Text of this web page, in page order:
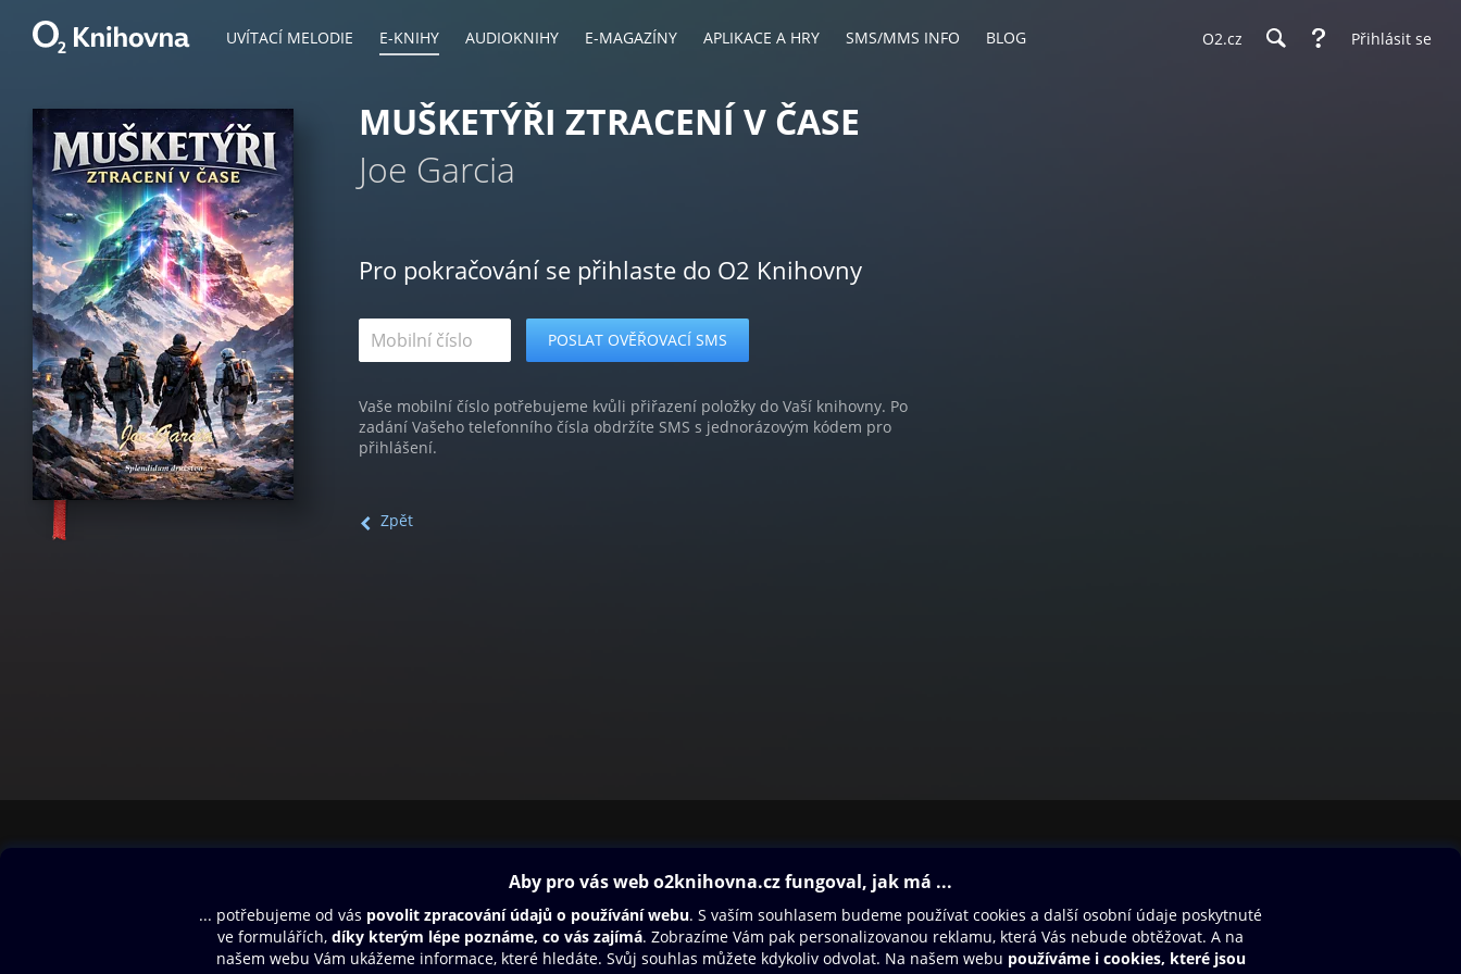
UVÍTACÍ MELODIE E-KNIHY AUDIOKNIHY E-MAGAZÍNY APLIKACE A HRY SMS/MMS INFO BLOG O2.cz Přihlásit se
MUŠKETÝŘI ZTRACENÍ V ČASE
Joe Garcia
Pro pokračování se přihlaste do O2 Knihovny
Vaše mobilní číslo potřebujeme kvůli přiřazení položky do Vaší knihovny. Po
zadání Vašeho telefonního čísla obdržíte SMS s jednorázovým kódem pro
přihlášení.
Zpět
Aplikace a hry
SMS/MMS Info
Blog
Dárkový poukaz
Nápověda
Oneplay Originály
Sport